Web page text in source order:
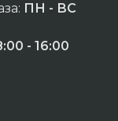
ПН - ВС
- 16:00